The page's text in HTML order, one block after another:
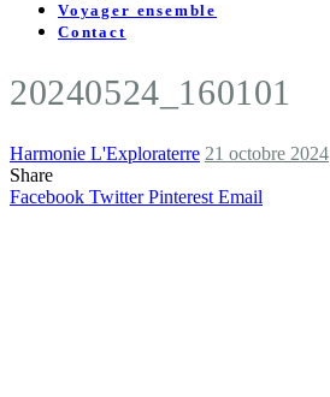
Voyager ensemble
Contact
20240524_160101
Harmonie L'Exploraterre 21 octobre 2024
Share
Facebook Twitter Pinterest Email